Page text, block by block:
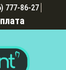
777-86-27